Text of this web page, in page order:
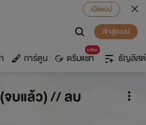
เปิดแอป
เข้าสู่ระบบ
การ์ตูน
มาใหม่
ดรีมแชท ธัญลิสต์
บแล้ว) // ลบ